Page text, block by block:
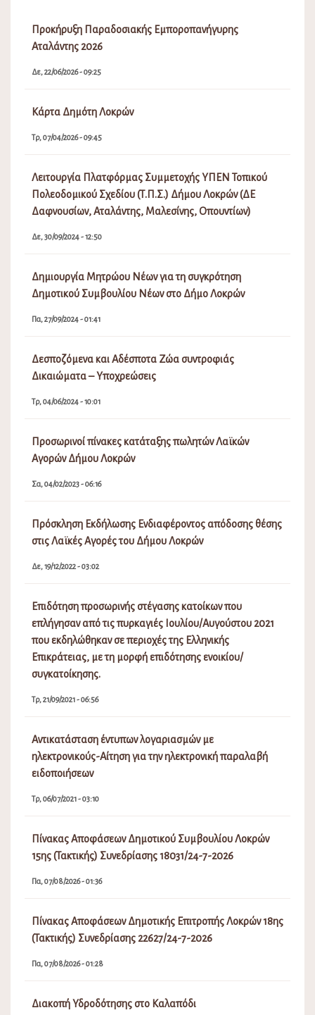
Προκήρυξη Παραδοσιακής Εμποροπανήγυρης
Αταλάντης 2026
Δε, 22/06/2026 - 09:25
Κάρτα Δημότη Λοκρών
Τρ, 07/04/2026 - 09:45
Λειτουργία Πλατφόρμας Συμμετοχής ΥΠΕΝ Τοπικού
Πολεοδομικού Σχεδίου (Τ.Π.Σ.) Δήμου Λοκρών (ΔΕ
Δαφνουσίων, Αταλάντης, Μαλεσίνης, Οπουντίων)
Δε, 30/09/2024 - 12:50
Δημιουργία Μητρώου Νέων για τη συγκρότηση
Δημοτικού Συμβουλίου Νέων στο Δήμο Λοκρών
Πα, 27/09/2024 - 01:41
Δεσποζόμενα και Αδέσποτα Ζώα συντροφιάς
Δικαιώματα – Υποχρεώσεις
Τρ, 04/06/2024 - 10:01
Προσωρινοί πίνακες κατάταξης πωλητών Λαϊκών
Αγορών Δήμου Λοκρών
Σα, 04/02/2023 - 06:16
Πρόσκληση Εκδήλωσης Ενδιαφέροντος απόδοσης θέσης
στις Λαϊκές Αγορές του Δήμου Λοκρών
Δε, 19/12/2022 - 03:02
Επιδότηση προσωρινής στέγασης κατοίκων που
επλήγησαν από τις πυρκαγιές Ιουλίου/Αυγούστου 2021
που εκδηλώθηκαν σε περιοχές της Ελληνικής
Επικράτειας, με τη μορφή επιδότησης ενοικίου/
συγκατοίκησης.
Τρ, 21/09/2021 - 06:56
Αντικατάσταση έντυπων λογαριασμών με
ηλεκτρονικούς-Αίτηση για την ηλεκτρονική παραλαβή
ειδοποιήσεων
Τρ, 06/07/2021 - 03:10
Πίνακας Αποφάσεων Δημοτικού Συμβουλίου Λοκρών
15ης (Τακτικής) Συνεδρίασης 18031/24-7-2026
Πα, 07/08/2026 - 01:36
Πίνακας Αποφάσεων Δημοτικής Επιτροπής Λοκρών 18ης
(Τακτικής) Συνεδρίασης 22627/24-7-2026
Πα, 07/08/2026 - 01:28
Διακοπή Υδροδότησης στο Καλαπόδι